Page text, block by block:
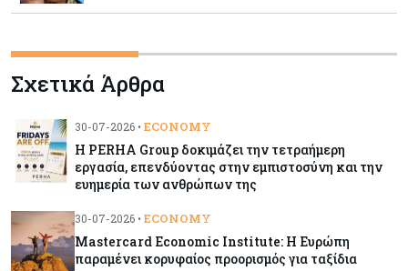
ΤΕΠΑΚ
Κύπρος
Επαναλειτουργεί η οδική πρόσβαση στις αφίξεις
του αεροδρομίου Λάρνακας
Εμπορεύματα 07-08-2026
Χρυσός: Καλπάζει προς την καλύτερη εβδομάδα
Σχετικά Άρθρα
30-07-2026 • ECONOMY
Η PERHA Group δοκιμάζει την τετραήμερη
εργασία, επενδύοντας στην εμπιστοσύνη και την
ευημερία των ανθρώπων της
30-07-2026 • ECONOMY
Mastercard Economic Institute: Η Ευρώπη
παραμένει κορυφαίος προορισμός για ταξίδια